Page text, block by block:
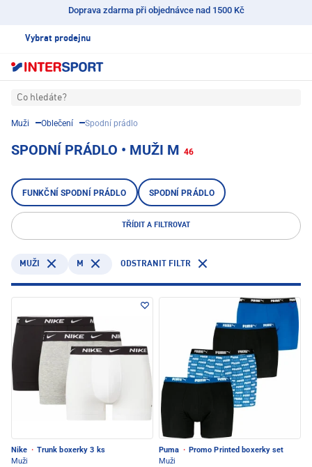
Doprava zdarma při objednávce nad 1500 Kč
Vybrat prodejnu
Co hledáte?
Muži Oblečení Spodní prádlo
SPODNÍ PRÁDLO • MUŽI M 46
FUNKČNÍ SPODNÍ PRÁDLO SPODNÍ PRÁDLO
TŘÍDIT A FILTROVAT
MUŽI M ODSTRANIT FILTR
Nike · Trunk boxerky 3 ks
Muži
Puma · Promo Printed boxerky set
Muži